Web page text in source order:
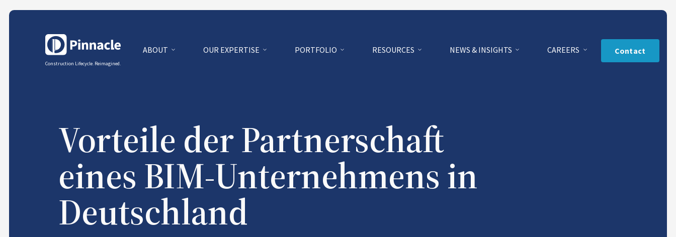
Construction Lifecycle. Reimagined.
ABOUT OUR EXPERTISE PORTFOLIO RESOURCES NEWS & INSIGHTS CAREERS Contact
Vorteile der Partnerschaft
eines BIM-Unternehmens in
Deutschland